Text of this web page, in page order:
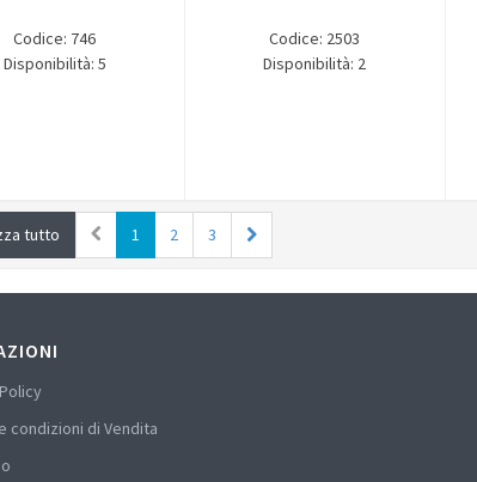
Codice: 746
Disponibilità: 5
Codice: 2503
Disponibilità: 2
tutto 1 2 3
condizioni di Vendita